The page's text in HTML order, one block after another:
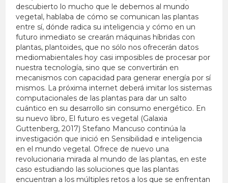
descubierto lo mucho que le debemos al mundo
vegetal, hablaba de cómo se comunican las plantas
entre sí, dónde radica su inteligencia y cómo en un
futuro inmediato se crearán máquinas híbridas con
plantas, plantoides, que no sólo nos ofrecerán datos
mediomabientales hoy casi imposibles de procesar por
nuestra tecnología, sino que se convertirán en
mecanismos con capacidad para generar energía por sí
mismos. La próxima internet deberá imitar los sistemas
computacionales de las plantas para dar un salto
cuántico en su desarrollo sin consumo energético. En
su nuevo libro, El futuro es vegetal (Galaxia
Guttenberg, 2017) Stefano Mancuso continúa la
investigación que inició en Sensibilidad e inteligencia
en el mundo vegetal. Ofrece de nuevo una
revolucionaria mirada al mundo de las plantas, en este
caso estudiando las soluciones que las plantas
encuentran a los múltiples retos a los que se enfrentan